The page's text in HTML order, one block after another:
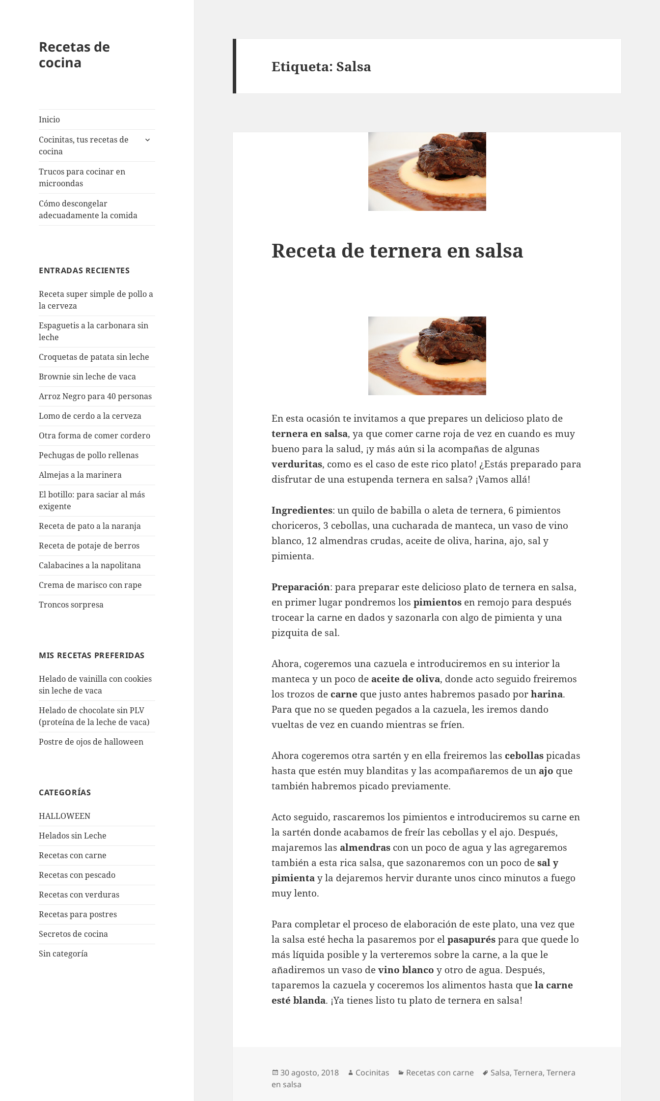
Recetas de
cocina
Inicio
Cocinitas, tus recetas de
cocina
expande
Trucos para cocinar en
microondas
Cómo descongelar
adecuadamente la comida
ENTRADAS RECIENTES
Receta super simple de pollo a
la cerveza
Espaguetis a la carbonara sin
leche
Croquetas de patata sin leche
Brownie sin leche de vaca
Arroz Negro para 40 personas
Lomo de cerdo a la cerveza
Otra forma de comer cordero
Pechugas de pollo rellenas
Almejas a la marinera
El botillo: para saciar al más
exigente
Receta de pato a la naranja
Receta de potaje de berros
Calabacines a la napolitana
Crema de marisco con rape
Troncos sorpresa
MIS RECETAS PREFERIDAS
Helado de vainilla con cookies
sin leche de vaca
Helado de chocolate sin PLV
(proteína de la leche de vaca)
Postre de ojos de halloween
CATEGORÍAS
HALLOWEEN
Helados sin Leche
Recetas con carne
Recetas con pescado
Recetas con verduras
Recetas para postres
Secretos de cocina
Sin categoría
Etiqueta:Salsa
Receta de ternera en salsa
En esta ocasión te invitamos a que prepares un delicioso plato de
ternera en salsa, ya que comer carne roja de vez en cuando es muy
bueno para la salud, ¡y más aún si la acompañas de algunas
verduritas, como es el caso de este rico plato! ¿Estás preparado para
disfrutar de una estupenda ternera en salsa? ¡Vamos allá!
Ingredientes: un quilo de babilla o aleta de ternera, 6 pimientos
choriceros, 3 cebollas, una cucharada de manteca, un vaso de vino
blanco, 12 almendras crudas, aceite de oliva, harina, ajo, sal y
pimienta.
Preparación: para preparar este delicioso plato de ternera en salsa,
en primer lugar pondremos lospimientos en remojo para después
trocear la carne en dados y sazonarla con algo de pimienta y una
pizquita de sal.
Ahora, cogeremos una cazuela e introduciremos en su interior la
manteca y un poco de aceite de oliva, donde acto seguido freiremos
los trozos de carne que justo antes habremos pasado porharina.
Para que no se queden pegados a la cazuela, les iremos dando
vueltas de vez en cuando mientras se fríen.
Ahora cogeremos otra sartén y en ella freiremos las cebollaspicadas
hasta que estén muy blanditas y las acompañaremos de un ajo que
también habremos picado previamente.
Acto seguido, rascaremos los pimientos e introduciremos su carne en
la sartén donde acabamos de freír las cebollas y el ajo. Después,
majaremos las almendras con un poco de agua y las agregaremos
también a esta rica salsa, que sazonaremos con un poco desal y
pimientay la dejaremos hervir durante unos cinco minutos a fuego
muy lento.
Para completar el proceso de elaboración de este plato, una vez que
la salsa esté hecha la pasaremos por elpasapuréspara que quede lo
más líquida posible y la verteremos sobre la carne, a la que le
añadiremos un vaso devino blanco y otro de agua. Después,
taparemos la cazuela y coceremos los alimentos hasta quela carne
esté blanda. ¡Ya tienes listo tu plato de ternera en salsa!
Publicado
el
30 agosto, 2018 Autor
Cocinitas Categorías
Recetas con carne Etiquetas
Salsa,Ternera,Ternera
en salsa